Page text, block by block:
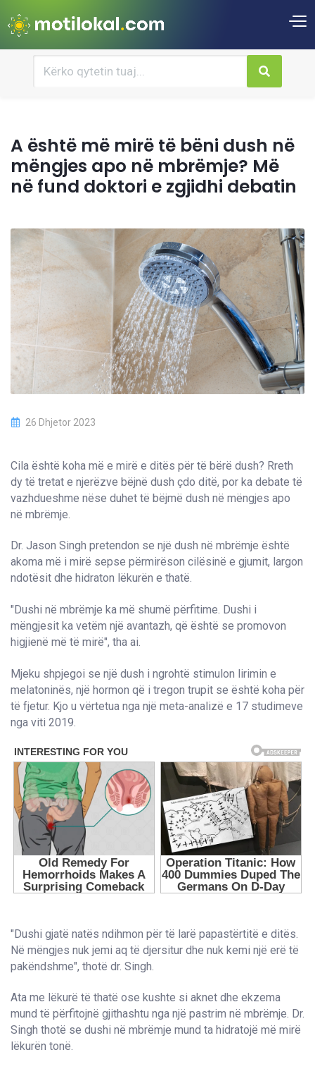
A është më mirë të bëni dush në
mëngjes apo në mbrëmje? Më
në fund doktori e zgjidhi debatin
26 Dhjetor 2023
Cila është koha më e mirë e ditës për të bërë dush? Rreth
dy të tretat e njerëzve bëjnë dush çdo ditë, por ka debate të
vazhdueshme nëse duhet të bëjmë dush në mëngjes apo
në mbrëmje.
Dr. Jason Singh pretendon se një dush në mbrëmje është
akoma më i mirë sepse përmirëson cilësinë e gjumit, largon
ndotësit dhe hidraton lëkurën e thatë.
"Dushi në mbrëmje ka më shumë përfitime. Dushi i
mëngjesit ka vetëm një avantazh, që është se promovon
higjienë më të mirë", tha ai.
Mjeku shpjegoi se një dush i ngrohtë stimulon lirimin e
melatoninës, një hormon që i tregon trupit se është koha për
të fjetur. Kjo u vërtetua nga një meta-analizë e 17 studimeve
nga viti 2019.
"Dushi gjatë natës ndihmon për të larë papastërtitë e ditës.
Në mëngjes nuk jemi aq të djersitur dhe nuk kemi një erë të
pakëndshme", thotë dr. Singh.
Ata me lëkurë të thatë ose kushte si aknet dhe ekzema
mund të përfitojnë gjithashtu nga një pastrim në mbrëmje. Dr.
Singh thotë se dushi në mbrëmje mund ta hidratojë më mirë
lëkurën tonë.